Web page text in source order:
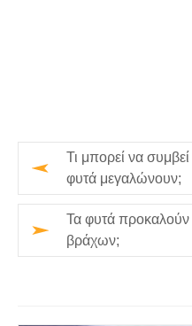
Τι μπορεί να
φυτά μεγαλώνουν;
Τα φυτά προκαλούν
βράχων;